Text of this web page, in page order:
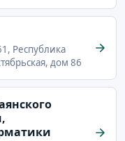
Республика
дом 86